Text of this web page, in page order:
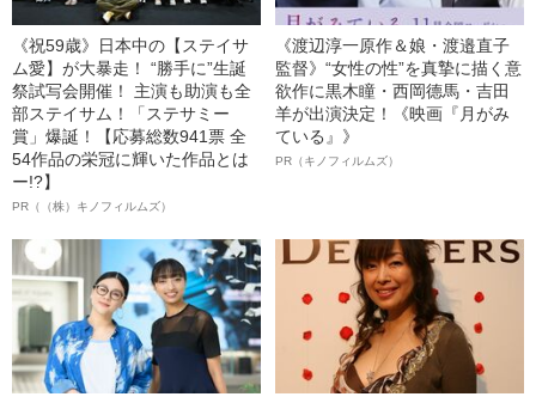
《祝59歳》日本中の【ステイサ
ム愛】が大暴走！ “勝手に”生誕
祭試写会開催！ 主演も助演も全
部ステイサム！「ステサミー
賞」爆誕！【応募総数941票 全
54作品の栄冠に輝いた作品とは
ー!?】
PR（（株）キノフィルムズ）
《渡辺淳一原作＆娘・渡邉直子
監督》“女性の性”を真摯に描く意
欲作に黒木瞳・西岡德馬・吉田
羊が出演決定！《映画『月がみ
ている』》
PR（キノフィルムズ）